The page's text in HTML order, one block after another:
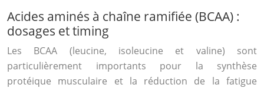
Acides aminés à chaîne ramifiée (BCAA) :
dosages et timing
Les BCAA (leucine, isoleucine et valine) sont
particulièrement importants pour la synthèse
protéique musculaire et la réduction de la fatigue